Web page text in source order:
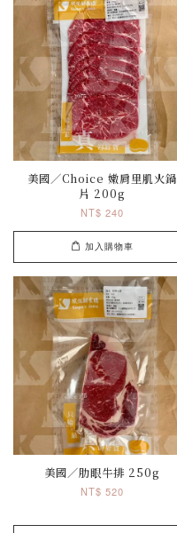
美國／Choice 嫩肩里肌火鍋
片 200g
NT$ 240
加入購物車
美國／肋眼牛排 250g
NT$ 520